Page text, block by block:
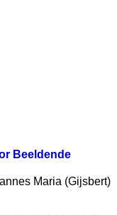
Beeldende
Maria (Gijsbert)